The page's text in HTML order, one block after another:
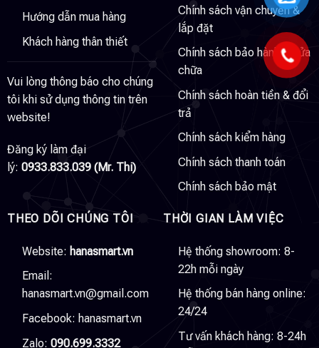
Hướng dẫn mua hàng
Khách hàng thân thiết
Vui lòng thông báo cho chúng
tôi khi sử dụng thông tin trên
website!
Đăng ký làm đại
lý: 0933.833.039 (Mr. Thi)
Chính sách vận chuyển &
lắp đặt
Chính sách bảo hành & sửa
chữa
Chính sách hoàn tiền & đổi
trả
Chính sách kiểm hàng
Chính sách thanh toán
Chính sách bảo mật
THEO DÕI CHÚNG TÔI
Website: hanasmart.vn
Email:
hanasmart.vn@gmail.com
Facebook: hanasmart.vn
Zalo: 090.699.3332
THỜI GIAN LÀM VIỆC
Hệ thống showroom: 8-
22h mỗi ngày
Hệ thống bán hàng online:
24/24
Tư vấn khách hàng: 8-24h